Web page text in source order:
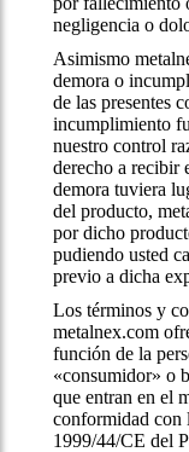
negligencia o
Asimismo
demora o
de las presentes
incumplimiento
nuestro control
derecho a recibir
demora tuviera
del producto,
por dicho
pudiendo usted
previo a dicha
Los términos y
metalnex.com
función de la
«consumidor» o
que entran en el
conformidad con
1999/44/CE del